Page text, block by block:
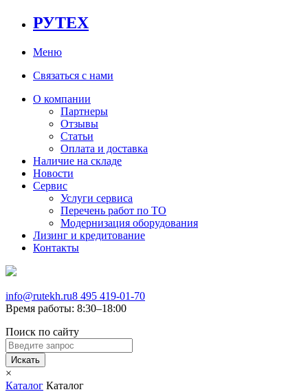
РУТЕХ
Меню
Связаться с нами
О компании
Партнеры
Отзывы
Статьи
Оплата и доставка
Наличие на складе
Новости
Сервис
Услуги сервиса
Перечень работ по ТО
Модернизация оборудования
Лизинг и кредитование
Контакты
info@rutekh.ru8 495 419-01-70
Время работы: 8:30–18:00
Поиск по сайту
Искать
×
Каталог Каталог